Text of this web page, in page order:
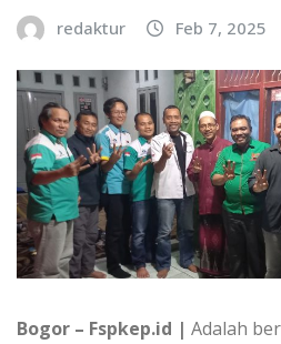
redaktur Feb 7, 2025
Bogor – Fspkep.id | Adalah